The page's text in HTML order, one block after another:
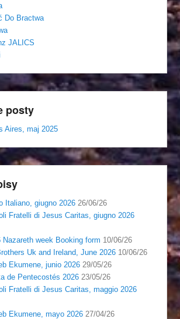
Do Bractwa
JALICS
posty
Aires, maj 2025
Italiano, giugno 2026 26/06/26
Fratelli di Jesus Caritas, giugno 2026
Nazareth week Booking form 10/06/26
Uk and Ireland, June 2026 10/06/26
Ekumene, junio 2026 29/05/26
de Pentecostés 2026 23/05/26
Fratelli di Jesus Caritas, maggio 2026
Ekumene, mayo 2026 27/04/26